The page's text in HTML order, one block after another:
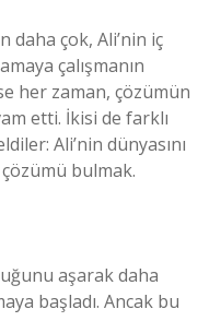
daha çok, Ali’nin iç
çalışmanın
her zaman, çözümün
etti. İkisi de farklı
Ali’nin dünyasını
bulmak.
aşarak daha
başladı. Ancak bu